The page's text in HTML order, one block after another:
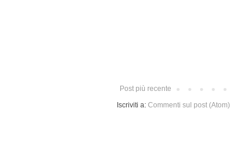
Post più recente
Iscriviti a: Commenti sul post (Atom)